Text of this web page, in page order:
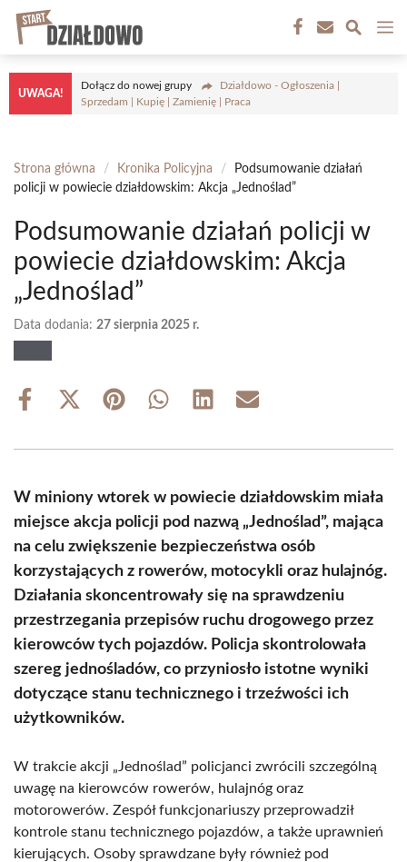
Przejdź
treści
UWAGA!
Dołącz do nowej grupy
Działdowo - Ogłoszenia |
Sprzedam | Kupię | Zamienię | Praca
Strona główna / Kronika Policyjna /
Podsumowanie działań
policji w powiecie działdowskim: Akcja „Jednoślad”
Podsumowanie działań policji w
powiecie działdowskim: Akcja
„Jednoślad”
Data dodania: 27 sierpnia 2025 r.
Share
Share
(Twitter)
Share Share Share Share
W miniony wtorek w powiecie działdowskim miała
miejsce akcja policji pod nazwą „Jednoślad”, mająca
na celu zwiększenie bezpieczeństwa osób
korzystających z rowerów, motocykli oraz hulajnóg.
Działania skoncentrowały się na sprawdzeniu
przestrzegania przepisów ruchu drogowego przez
kierowców tych pojazdów. Policja skontrolowała
szereg jednośladów, co przyniosło istotne wyniki
dotyczące stanu technicznego i trzeźwości ich
użytkowników.
W trakcie akcji „Jednoślad” policjanci zwrócili szczególną
uwagę na kierowców rowerów, hulajnóg oraz
motorowerów. Zespół funkcjonariuszy przeprowadził
kontrole stanu technicznego pojazdów, a także uprawnień
kierujących. Osoby sprawdzane były również pod